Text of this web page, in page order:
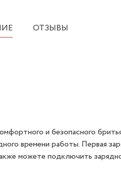
ОТЗЫВЫ
и безопасного
времени работы. Первая
можете подключить